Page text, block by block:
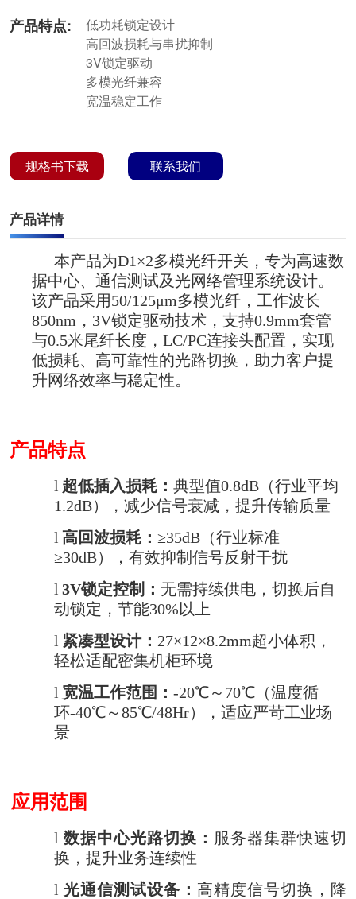
产品特点:
低功耗锁定设计
高回波损耗与串扰抑制
3V锁定驱动
多模光纤兼容
宽温稳定工作
规格书下载 联系我们
产品详情
本产品为D1×2多模光纤开关，专为高速数
据中心、通信测试及光网络管理系统设计。
该产品采用50/125μm多模光纤，工作波长
850nm，3V锁定驱动技术，支持0.9mm套管
与0.5米尾纤长度，LC/PC连接头配置，实现
低损耗、高可靠性的光路切换，助力客户提
升网络效率与稳定性。
产品特点
l 超低插入损耗： 典型值0.8dB（行业平均
1.2dB），减少信号衰减，提升传输质量
l 高回波损耗： ≥35dB（行业标准
≥30dB），有效抑制信号反射干扰
l 3V锁定控制： 无需持续供电，切换后自
动锁定，节能30%以上
l 紧凑型设计： 27×12×8.2mm超小体积，
轻松适配密集机柜环境
l 宽温工作范围： -20℃～70℃（温度循
环-40℃～85℃/48Hr），适应严苛工业场
景
应用范围
l 数据中心光路切换： 服务器集群快速切
换，提升业务连续性
l 光通信测试设备： 高精度信号切换，降